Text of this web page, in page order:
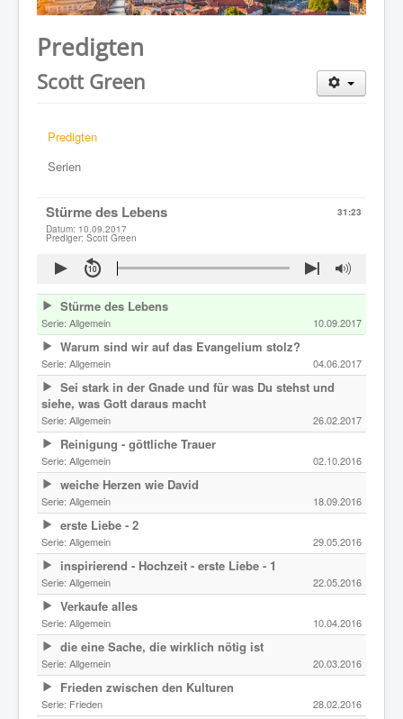
KONTAKT
Predigten
Scott Green
Predigten
Serien
31:23
Stürme des Lebens
Datum: 10.09.2017
Prediger: Scott Green
Stürme des Lebens
Serie: Allgemein 10.09.2017
Warum sind wir auf das Evangelium stolz?
Serie: Allgemein 04.06.2017
Sei stark in der Gnade und für was Du stehst und
siehe, was Gott daraus macht
Serie: Allgemein 26.02.2017
Reinigung - göttliche Trauer
Serie: Allgemein 02.10.2016
weiche Herzen wie David
Serie: Allgemein 18.09.2016
erste Liebe - 2
Serie: Allgemein 29.05.2016
inspirierend - Hochzeit - erste Liebe - 1
Serie: Allgemein 22.05.2016
Verkaufe alles
Serie: Allgemein 10.04.2016
die eine Sache, die wirklich nötig ist
Serie: Allgemein 20.03.2016
Frieden zwischen den Kulturen
Serie: Frieden 28.02.2016